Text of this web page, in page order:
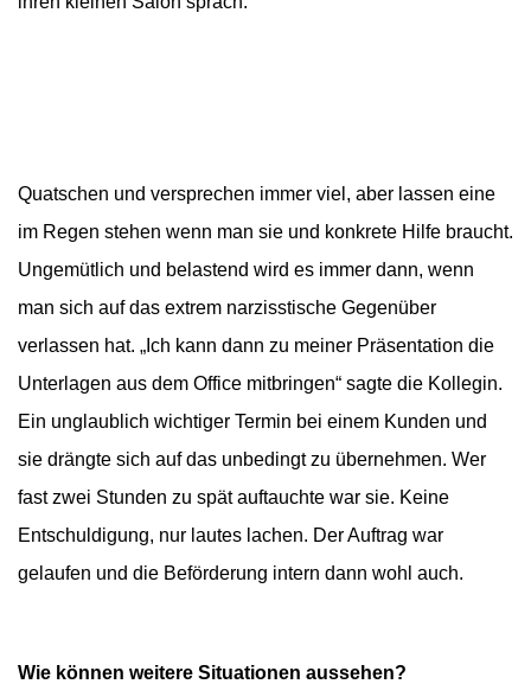
Quatschen und versprechen immer viel, aber lassen eine
im Regen stehen wenn man sie und konkrete Hilfe braucht.
Ungemütlich und belastend wird es immer dann, wenn
man sich auf das extrem narzisstische Gegenüber
verlassen hat. „Ich kann dann zu meiner Präsentation die
Unterlagen aus dem Office mitbringen“ sagte die Kollegin.
Ein unglaublich wichtiger Termin bei einem Kunden und
sie drängte sich auf das unbedingt zu übernehmen. Wer
fast zwei Stunden zu spät auftauchte war sie. Keine
Entschuldigung, nur lautes lachen. Der Auftrag war
gelaufen und die Beförderung intern dann wohl auch.
Wie können weitere Situationen aussehen?